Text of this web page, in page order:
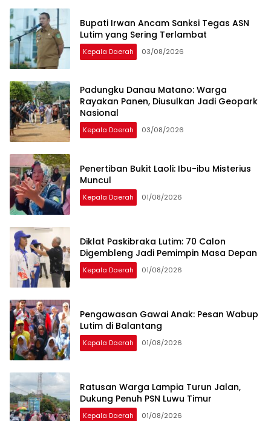
Bupati Irwan Ancam Sanksi Tegas ASN
Lutim yang Sering Terlambat
Kepala Daerah 03/08/2026
Padungku Danau Matano: Warga
Rayakan Panen, Diusulkan Jadi Geopark
Nasional
Kepala Daerah 03/08/2026
Penertiban Bukit Laoli: Ibu-ibu Misterius
Muncul
Kepala Daerah 01/08/2026
Diklat Paskibraka Lutim: 70 Calon
Digembleng Jadi Pemimpin Masa Depan
Kepala Daerah 01/08/2026
Pengawasan Gawai Anak: Pesan Wabup
Lutim di Balantang
Kepala Daerah 01/08/2026
Ratusan Warga Lampia Turun Jalan,
Dukung Penuh PSN Luwu Timur
Kepala Daerah 01/08/2026